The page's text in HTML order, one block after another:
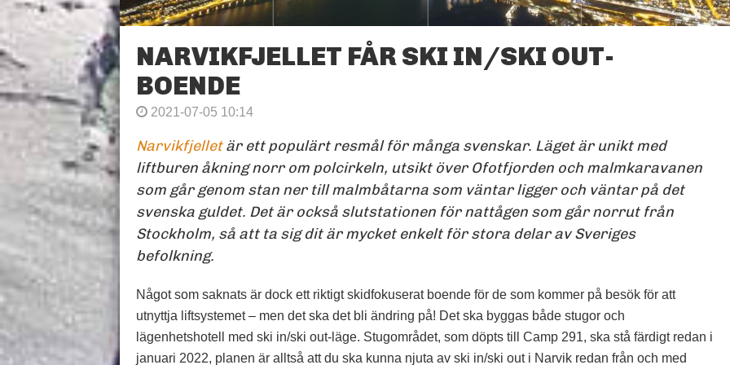
NARVIKFJELLET MED SITT
NARVIKFJELLET FÅR SKI IN/SKI OUT-
BOENDE
2021-07-05 10:14
Narvikfjelletär ett populärt resmål för många svenskar. Läget är unikt med
liftburen åkning norr om polcirkeln, utsikt över Ofotfjorden och malmkaravanen
som går genom stan ner till malmbåtarna som väntar ligger och väntar på det
svenska guldet. Det är också slutstationen för nattågen som går norrut från
Stockholm, så att ta sig dit är mycket enkelt för stora delar av Sveriges
befolkning.
Något som saknats är dock ett riktigt skidfokuserat boende för de som kommer på besök för att
utnyttja liftsystemet – men det ska det bli ändring på! Det ska byggas både stugor och
lägenhetshotell med ski in/ski out-läge. Stugområdet, som döpts till Camp 291, ska stå färdigt redan i
januari 2022, planen är alltså att du ska kunna njuta av ski in/ski out i Narvik redan från och med